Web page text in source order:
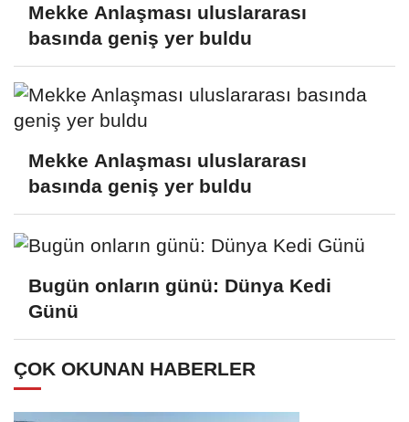
Mekke Anlaşması uluslararası
basında geniş yer buldu
Mekke Anlaşması uluslararası
basında geniş yer buldu
Bugün onların günü: Dünya Kedi
Günü
ÇOK OKUNAN HABERLER